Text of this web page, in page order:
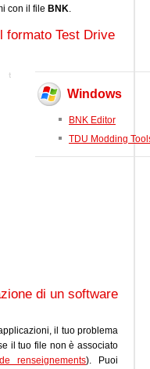
con il file BNK.
formato Test Drive
Windows
BNK Editor
TDU Modding
di un software
il tuo problema
il tuo file non è associato
renseignements). Puoi